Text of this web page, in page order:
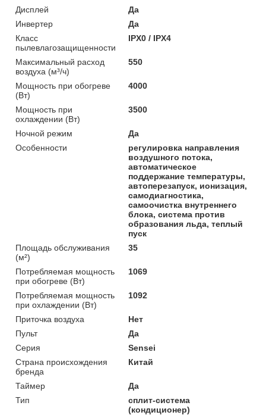
Дисплей
Да
Инвертер
Да
Класс
пылевлагозащищенности
IPX0 / IPX4
Максимальный расход
воздуха (м³/ч)
550
Мощность при обогреве
(Вт)
4000
Мощность при
охлаждении (Вт)
3500
Ночной режим
Да
Особенности
регулировка направления
воздушного потока,
автоматическое
поддержание температуры,
автоперезапуск, ионизация,
самодиагностика,
самоочистка внутреннего
блока, система против
образования льда, теплый
пуск
Площадь обслуживания
(м²)
35
Потребляемая мощность
при обогреве (Вт)
1069
Потребляемая мощность
при охлаждении (Вт)
1092
Приточка воздуха
Нет
Пульт
Да
Серия
Sensei
Страна происхождения
бренда
Китай
Таймер
Да
Тип
сплит-система
(кондиционер)